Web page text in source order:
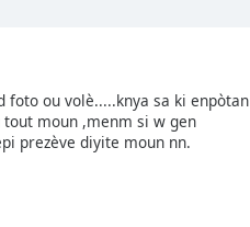
foto ou volè.....knya sa ki enpòtan
moun ,menm si w gen
prezève diyite moun nn.